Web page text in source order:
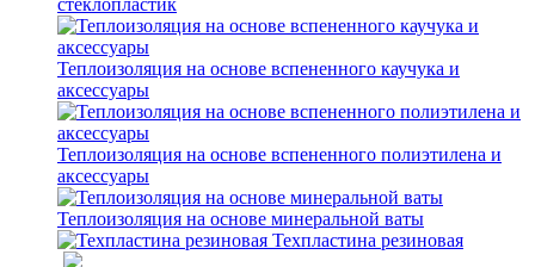
стеклопластик
Теплоизоляция на основе вспененного каучука и
аксессуары
Теплоизоляция на основе вспененного полиэтилена и
аксессуары
Теплоизоляция на основе минеральной ваты
Техпластина резиновая